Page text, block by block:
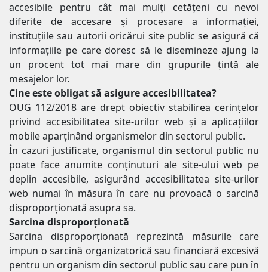
accesibile pentru cât mai mulți cetățeni cu nevoi
diferite de accesare și procesare a informației,
instituțiile sau autorii oricărui site public se asigură că
informațiile pe care doresc să le disemineze ajung la
un procent tot mai mare din grupurile țintă ale
mesajelor lor.
Cine este obligat să asigure accesibilitatea?
OUG 112/2018 are drept obiectiv stabilirea cerinţelor
privind accesibilitatea site-urilor web şi a aplicaţiilor
mobile aparținând organismelor din sectorul public.
În cazuri justificate, organismul din sectorul public nu
poate face anumite conținuturi ale site-ului web pe
deplin accesibile, asigurând accesibilitatea site-urilor
web numai în măsura în care nu provoacă o sarcină
disproporționată asupra sa.
Sarcina disproporționată
Sarcina disproporționată reprezintă măsurile care
impun o sarcină organizatorică sau financiară excesivă
pentru un organism din sectorul public sau care pun în